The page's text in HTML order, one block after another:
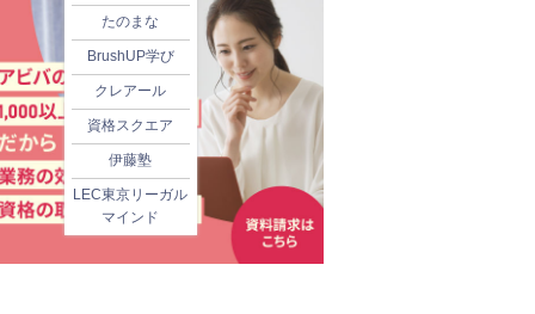
たのまな
BrushUP学び
クレアール
資格スクエア
伊藤塾
LEC東京リーガル
マインド